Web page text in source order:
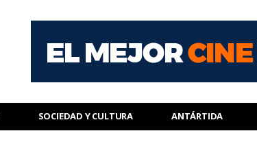
SOCIEDAD Y CULTURA ANTÁRTIDA